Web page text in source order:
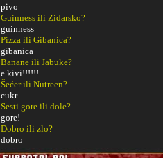
pivo
Guinness ili Zidarsko?
guinness
Pizza ili Gibanica?
gibanica
Banane ili Jabuke?
e kivi!!!!!!
Šećer ili Nutreen?
cukr
Sesti gore ili dole?
gore!
Dobro ili zlo?
dobro